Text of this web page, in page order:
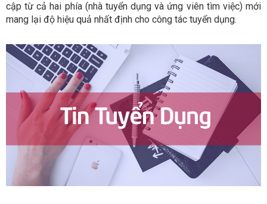
cập từ cả hai phía (nhà tuyển dụng và ứng viên tìm việc) mới
mang lại độ hiệu quả nhất định cho công tác tuyển dụng.